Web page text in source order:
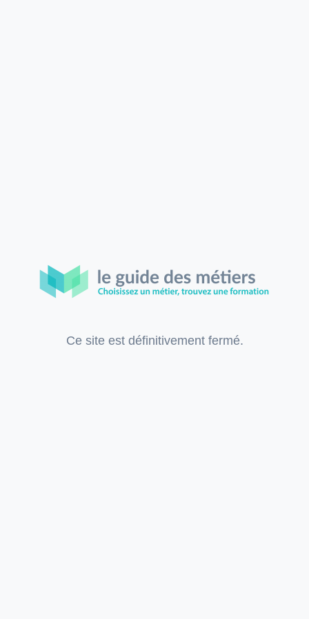
Ce site est définitivement fermé.